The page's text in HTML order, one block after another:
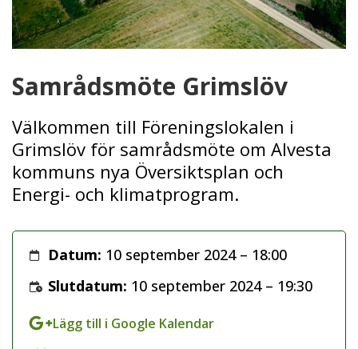
Samrådsmöte Grimslöv
Välkommen till Föreningslokalen i
Grimslöv för samrådsmöte om Alvesta
kommuns nya Översiktsplan och
Energi- och klimatprogram.
Datum: 10 september 2024 – 18:00
Slutdatum: 10 september 2024 – 19:30
Lägg till i Google Kalendar